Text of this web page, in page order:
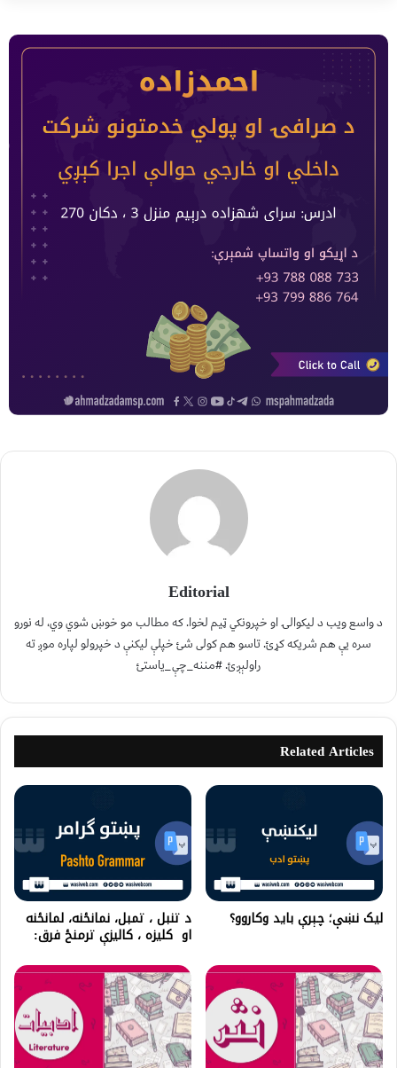
Editorial
د واسع ویب د لیکوالۍ او خپرونکي ټیم لخوا. که مطالب مو خوښ شوي وي، له نورو
سره یې هم شریکه کړئ. تاسو هم کولی شئ خپلې لیکنې د خپرولو لپاره موږ ته
راولېږئ. #مننه_چې_یاستئ
Related Articles
ليک نښې؛ چېرې بايد وکاروو؟ د تنبل ، تمبل، نمانځنه، لمانځنه
او کلیزه ، کالیزې ترمنځ فرق: